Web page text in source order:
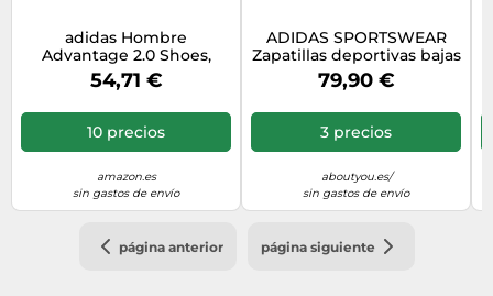
adidas Hombre
Advantage 2.0 Shoes,
Cloud White/Core
Black/Green, 40 2/3 EU
54,71 €
10 precios
amazon.es
sin gastos de envío
ADIDAS SPORTSWEAR
Zapatillas deportivas bajas
'Advantage 2.0' verde
oscuro 49-49,5 verde
oscuro
79,90 €
3 precios
aboutyou.es/
sin gastos de envío
página anterior página siguiente